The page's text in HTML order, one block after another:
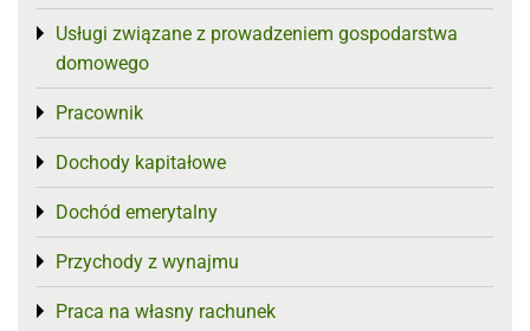
Usługi związane z prowadzeniem gospodarstwa
domowego
Toggle menu
Pracownik
Toggle menu
Dochody kapitałowe
Toggle menu
Dochód emerytalny
Toggle menu
Przychody z wynajmu
Toggle menu
Praca na własny rachunek
Toggle menu